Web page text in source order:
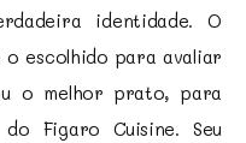
identidade. O
escolhido para avaliar
o melhor prato, para
Figaro Cuisine. Seu